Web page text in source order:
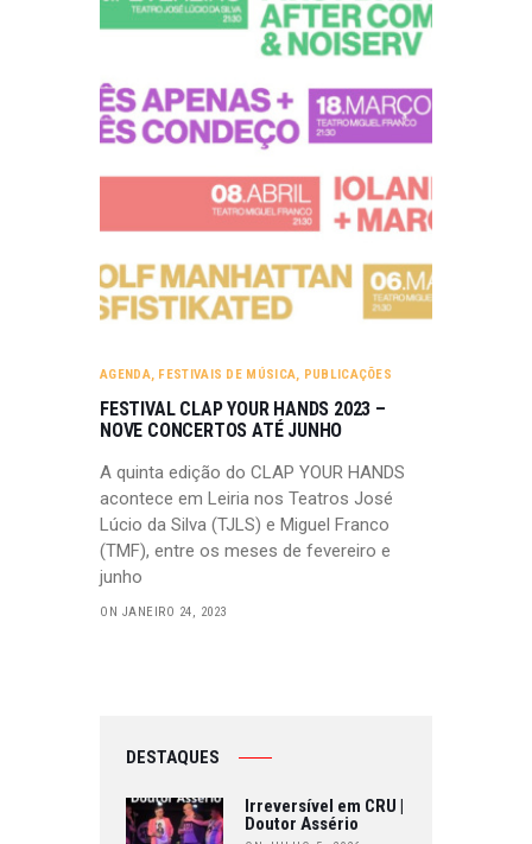
AGENDA, FESTIVAIS DE MÚSICA, PUBLICAÇÕES
FESTIVAL CLAP YOUR HANDS 2023 –
NOVE CONCERTOS ATÉ JUNHO
A quinta edição do CLAP YOUR HANDS
acontece em Leiria nos Teatros José
Lúcio da Silva (TJLS) e Miguel Franco
(TMF), entre os meses de fevereiro e
junho
ON JANEIRO 24, 2023
DESTAQUES
Irreversível em CRU |
Doutor Assério